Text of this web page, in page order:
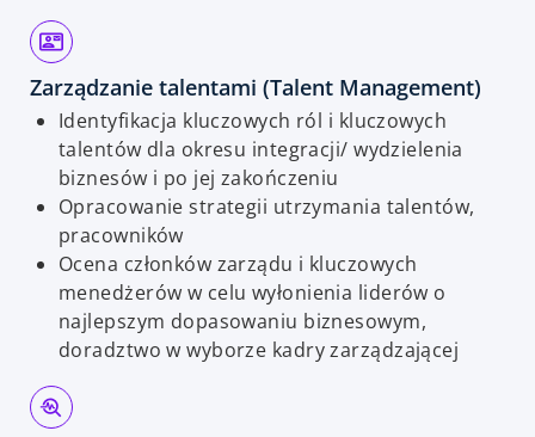
Zarządzanie talentami (Talent Management)
Identyfikacja kluczowych ról i kluczowych
talentów dla okresu integracji/ wydzielenia
biznesów i po jej zakończeniu
Opracowanie strategii utrzymania talentów,
pracowników
Ocena członków zarządu i kluczowych
menedżerów w celu wyłonienia liderów o
najlepszym dopasowaniu biznesowym,
doradztwo w wyborze kadry zarządzającej